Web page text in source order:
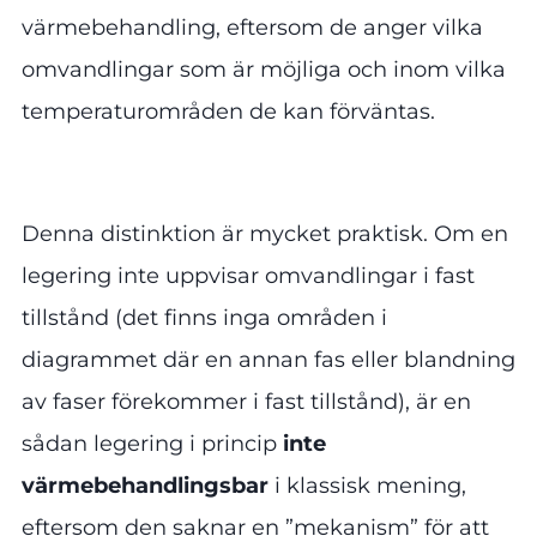
värmebehandling, eftersom de anger vilka
omvandlingar som är möjliga och inom vilka
temperaturområden de kan förväntas.
Denna distinktion är mycket praktisk. Om en
legering inte uppvisar omvandlingar i fast
tillstånd (det finns inga områden i
diagrammet där en annan fas eller blandning
av faser förekommer i fast tillstånd), är en
sådan legering i princip inte
värmebehandlingsbar i klassisk mening,
eftersom den saknar en ”mekanism” för att